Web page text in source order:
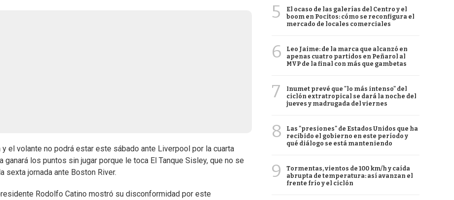
el volante no podrá estar este sábado ante Liverpool por la cuarta
los puntos sin jugar porque le toca El Tanque Sisley, que no se
sexta jornada ante Boston River.
Rodolfo Catino mostró su disconformidad por este
5
El ocaso de las galerías del Centro y el
boom en Pocitos: cómo se reconfigura el
mercado de locales comerciales
6
Leo Jaime: de la marca que alcanzó en
apenas cuatro partidos en Peñarol al
MVP de la final con más que gambetas
7
Inumet prevé que "lo más intenso" del
ciclón extratropical se dará la noche del
jueves y madrugada del viernes
8
Las "presiones" de Estados Unidos que ha
recibido el gobierno en este período y
qué diálogo se está manteniendo
9
Tormentas, vientos de 100 km/h y caída
abrupta de temperatura: así avanzan el
frente frío y el ciclón